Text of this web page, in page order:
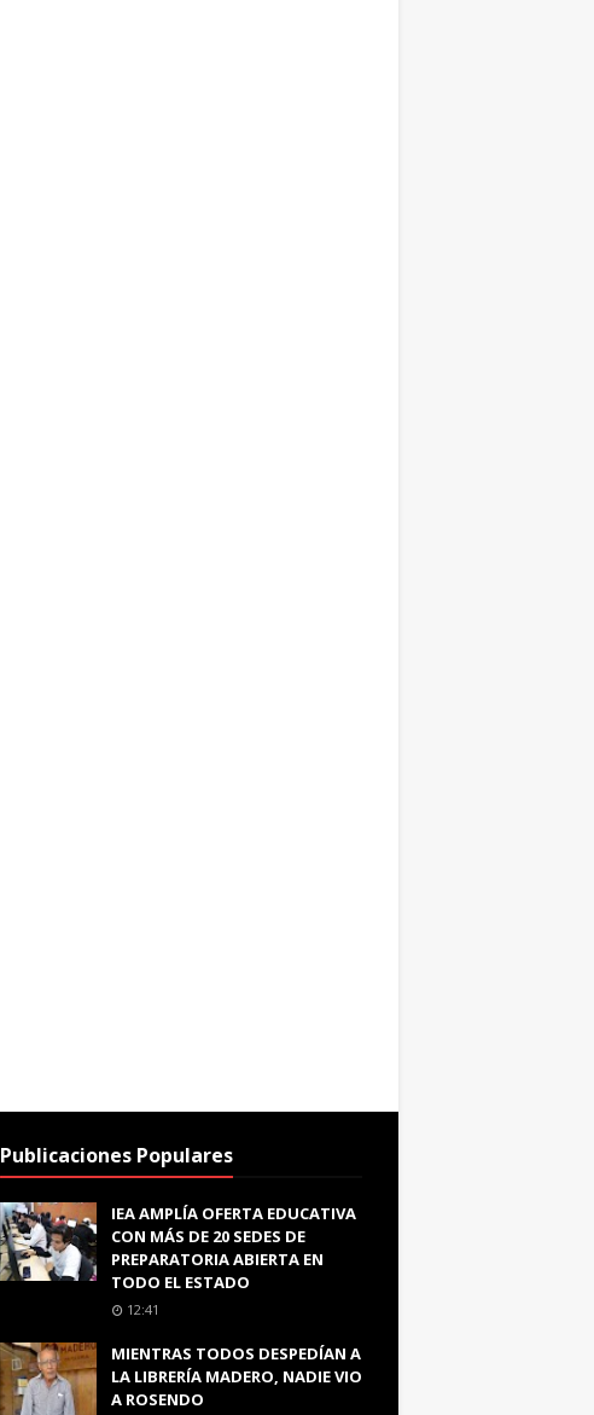
Publicaciones Populares
IEA AMPLÍA OFERTA EDUCATIVA
CON MÁS DE 20 SEDES DE
PREPARATORIA ABIERTA EN
TODO EL ESTADO
12:41
MIENTRAS TODOS DESPEDÍAN A
LA LIBRERÍA MADERO, NADIE VIO
A ROSENDO